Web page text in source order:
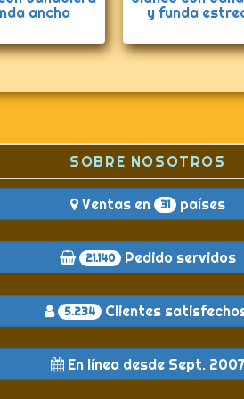
ancha
y funda
SOBRE NOSOTROS
Ventas en 31 países
21.140 Pedido servidos
5.234 Clientes
En línea desde Sept. 2007